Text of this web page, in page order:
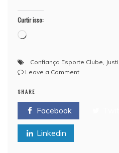
Curtir isso:
Carregando...
Confiança Esporte Clube
Leave a Commenton
mandatos
mantém
SHARE
Facebook
Linkedin